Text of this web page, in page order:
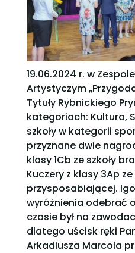
19.06.2024 r. w
Artystyczym
Tytuły Rybnickiego
kategoriach: Kultura,
szkoły w kategorii
przyznane dwie
klasy 1Cb ze szkoły
Kuczery z klasy 3Ap ze
przysposabiającej.
wyróżnienia odebrać
czasie był na
dlatego uścisk ręki
Arkadiusza Marcola